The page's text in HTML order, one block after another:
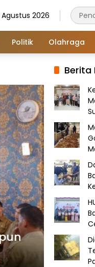
2026
Politik Olahraga
Berita